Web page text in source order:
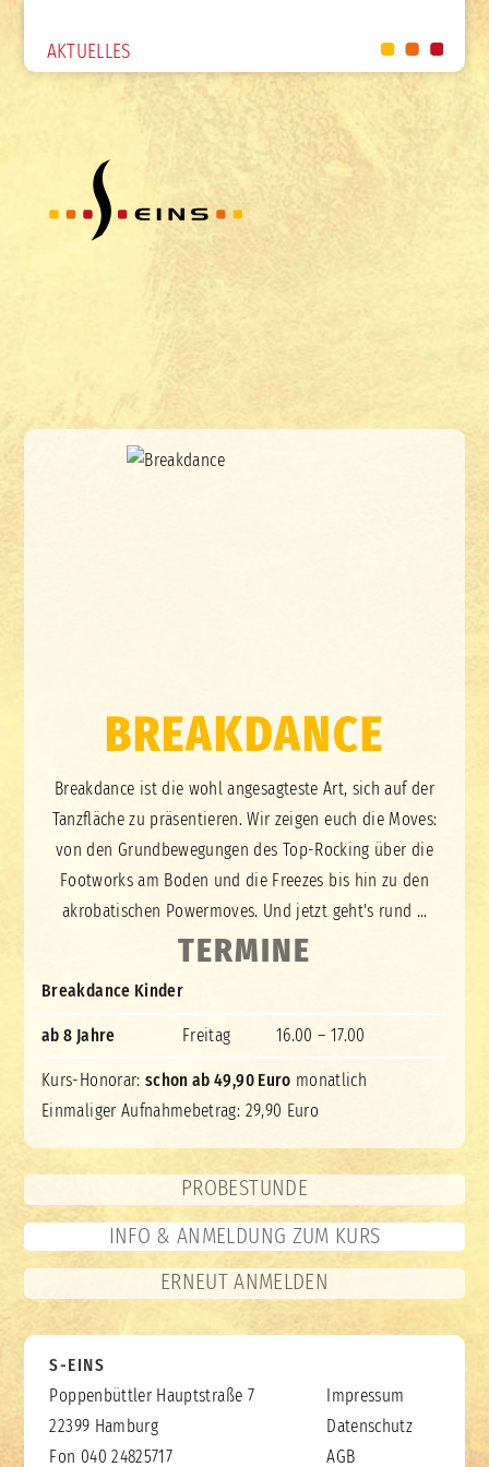
AKTUELLES
BREAKDANCE
Breakdance ist die wohl angesagteste Art, sich auf der
Tanzfläche zu präsentieren. Wir zeigen euch die Moves:
von den Grundbewegungen des Top-Rocking über die
Footworks am Boden und die Freezes bis hin zu den
akrobatischen Powermoves. Und jetzt geht's rund …
TERMINE
Breakdance Kinder
ab 8 Jahre Freitag 16.00 – 17.00
Kurs-Honorar: schon ab 49,90 Euro monatlich
Einmaliger Aufnahmebetrag: 29,90 Euro
PROBESTUNDE
INFO & ANMELDUNG ZUM KURS
ERNEUT ANMELDEN
S-EINS
Poppenbüttler Hauptstraße 7
22399 Hamburg
Fon 040 24825717
Impressum
Datenschutz
AGB